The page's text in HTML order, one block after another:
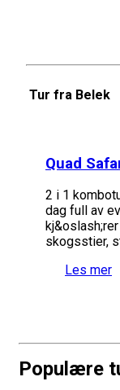
Tur fra Belek
Quad
2 i 1
dag full av
skogsstier,
Les mer
Populære